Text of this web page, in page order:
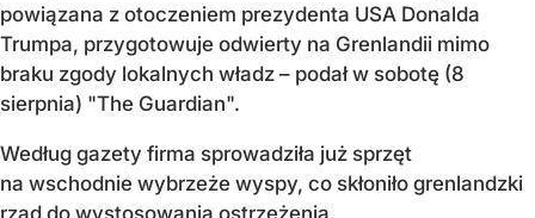
powiązana z otoczeniem prezydenta USA Donalda
Trumpa, przygotowuje odwierty na Grenlandii mimo
braku zgody lokalnych władz – podał w sobotę (8
sierpnia) "The Guardian".
Według gazety firma sprowadziła już sprzęt
na wschodnie wybrzeże wyspy, co skłoniło grenlandzki
rząd do wystosowania ostrzeżenia.